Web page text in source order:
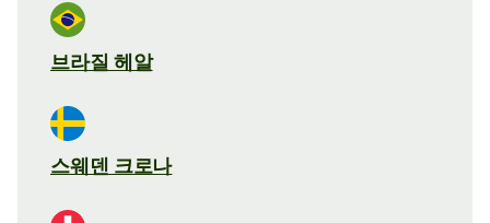
브라질 헤알
스웨덴 크로나